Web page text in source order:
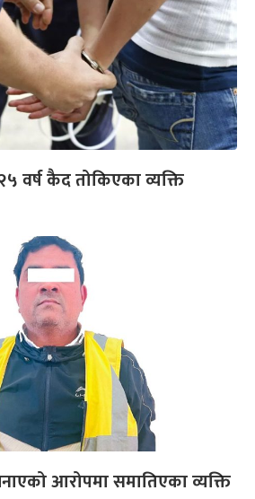
वर्ष कैद तोकिएका व्यक्ति
आरोपमा समातिएका व्यक्ति